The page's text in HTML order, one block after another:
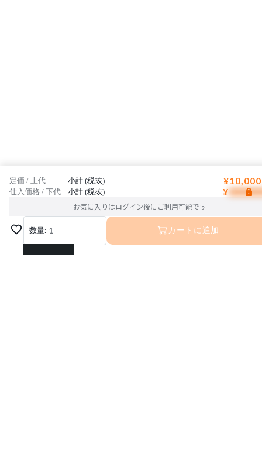
定価 / 上代 小計 (税抜)
仕入価格 / 下代 小計 (税抜) ¥
お気に入りはログイン後にご利用可能です
数量: 1
1
カートに追加